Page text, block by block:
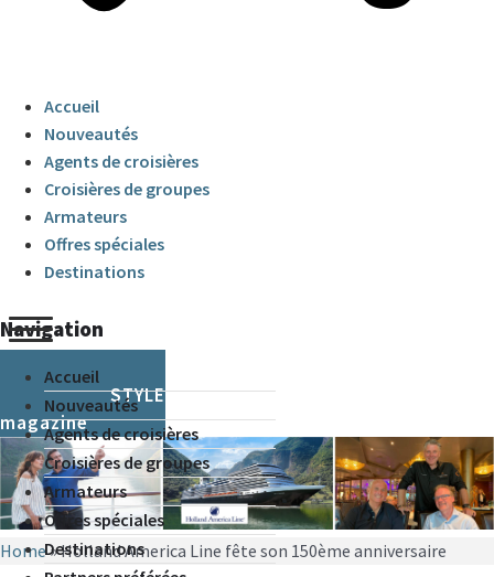
Accueil
Nouveautés
Agents de croisières
Croisières de groupes
Armateurs
Offres spéciales
Destinations
Navigation
Accueil
Nouveautés
Agents de croisières
Croisières de groupes
Armateurs
Offres spéciales
Destinations
CRUISE & STYLE
magazine
Home»Holland America Line fête son 150ème anniversaire